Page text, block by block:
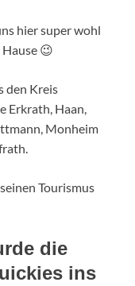
hier super wohl
😉
den Kreis
Erkrath, Haan,
Monheim
Tourismus
die
ins